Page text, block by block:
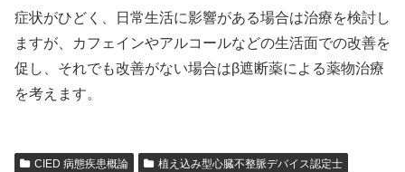
症状がひどく、日常生活に影響がある場合は治療を検討し
ますが、カフェインやアルコールなどの生活面での改善を
促し、それでも改善がない場合はβ遮断薬による薬物治療
を考えます。
CIED 病態疾患概論 植え込み型心臓不整脈デバイス認定士